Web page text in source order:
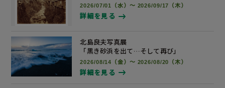
2026/07/01（水）～ 2026/09/17（木）
詳細を見る
北島良夫写真展
「黒き砂浜を出て…そして再び」
2026/08/14（金）～ 2026/08/20（木）
詳細を見る